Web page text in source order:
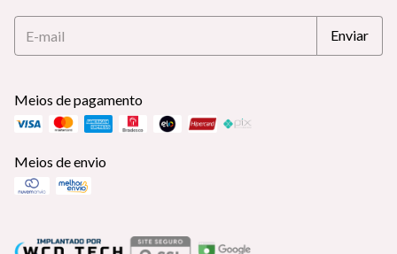
Meios de pagamento
Meios de envio